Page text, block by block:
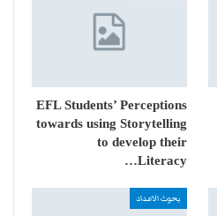
EFL Students’ Perceptions
towards using Storytelling
to develop their
Literacy…
بحوث الاعداد